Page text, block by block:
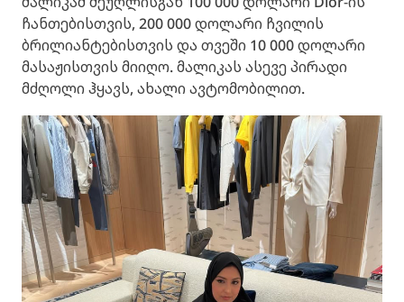
ჩანთებისთვის, 200 000 დოლარი ჩვილის
ბრილიანტებისთვის და თვეში 10 000 დოლარი
მასაჟისთვის მიიღო. მალიკას ასევე პირადი
მძღოლი ჰყავს, ახალი ავტომობილით.